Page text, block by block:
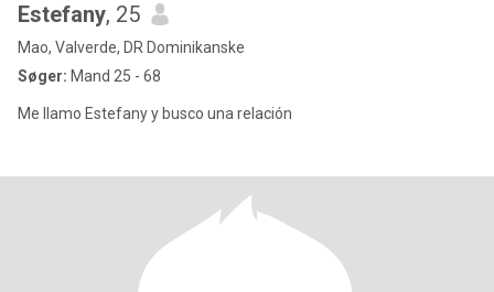
Estefany, 25
Mao, Valverde, DR Dominikanske
Søger: Mand 25 - 68
Me llamo Estefany y busco una relación